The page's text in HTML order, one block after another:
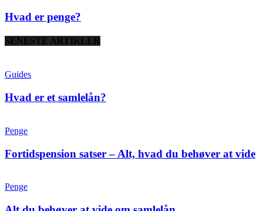
Hvad er penge?
SENESTE ARTIKLER
Guides
Hvad er et samlelån?
Penge
Fortidspension satser – Alt, hvad du behøver at vide
Penge